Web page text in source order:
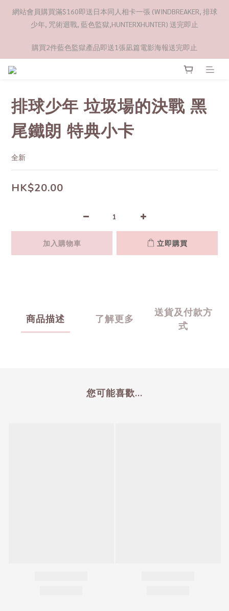
網站會員購買滿$160即送日本同人相卡一張 (WINDBREAKER, 排球
少年, 咒術迴戰, 藍色監獄,HUNTERXHUNTER) 送完即止
購買2件藍色監獄產品即送1張凪篇電影海報送完即止
排球少年 垃圾場的決戰 黑
尾鐵朗 特典小卡
全新
HK$20.00
加入購物車 立即購買
商品描述 了解更多
送貨及付款方
式
您可能喜歡...